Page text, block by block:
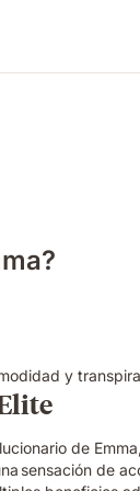
y
de
sensación de